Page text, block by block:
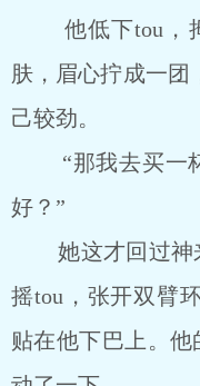
他低下tou，拇
肤，眉心拧成一团
己较劲。
“那我去买一杯
好？”
她这才回过神
摇tou，张开双臂
贴在他下巴上。他